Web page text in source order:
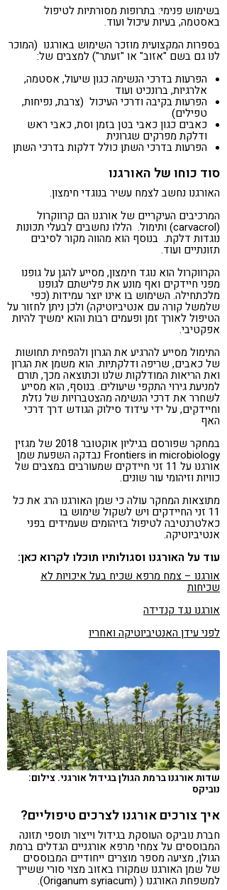
בשימוש פנימי: בתרופות מסורתיות לטיפול
באסטמה, בעיות עיכול ועוד.
בספרות המקצועית מוזכר השימוש באורגנו (המוכר
לנו גם בשם "אזוב" או "זעתר") למצבים של:
הפרעות בדרכי הנשימה כגון שיעול, אסטמה,
אלרגיות, ברונכיט ועוד
הפרעות בקיבה ודרכי העיכול (צרבת, נפיחות,
טפילים)
כאבים כגון כאבי בטן בזמן וסת, כאבי ראש
ודלקת מפרקים שגרונית
הפרעות בדרכי השתן כולל דלקות בדרכי השתן
סוד כוחו של האורגנו
האורגנו נחשב לצמח עשיר בנוגדי חימצון.
המרכיבים העיקריים של אורגנו הם קרווקרול
(carvacrol) ותימול. הללו נחשבים לבעלי תכונות
נוגדות דלקת. בנוסף הוא מהווה מקור לסיבים
תזונתיים ועוד.
הקרווקרול הוא נוגד חימצון, מסייע להגן על גופנו
מפני חיידקים ואף מונע את פלישתם לגופנו
מלכתחילה. השימוש בו אינו יוצר עמידות (כפי
שלמשל קורה עם אנטיביוטיקה) ולכן ניתן לחזור על
הטיפול לאורך זמן ופעמים רבות והוא ימשיך להיות
אפקטיבי.
התימול מסייע להרגיע את הגרון ולהפחית תחושות
של כאבים, שריפה ודלקתיות. הוא משמן את הגרון
ואת הריאות המודלקות שלנו וכתוצאה מכך, תורם
למניעת גירוי התקפי שיעולים. בנוסף, הוא מסייע
לשחרר את דרכי הנשימה מהצטברויות של נזלת
וחיידקים, על ידי עידוד סילוק הגודש דרך דרכי
האף
במחקר שפורסם בגיליון אוקטובר 2018 של מגזין
Frontiers in microbiology נבדקה השפעת שמן
אורגנו על 11 זני חיידקים שמעורבים במצבים של
כוויות וזיהומי עור שונים.
מתוצאות המחקר עולה כי שמן האורגנו הרג את כל
11 זני החיידקים ויש לשקול שימוש בו
כאלטרנטיבה לטיפול בזיהומים שעמידים בפני
אנטיביוטיקה.
עוד על האורגנו וסגולותיו תוכלו לקרוא כאן:
אורגנו – צמח מרפא שכיח בעל איכויות לא
שכיחות
אורגנו נגד קנדידה
לפני עידן האנטיביוטיקה ואחריו
שדות אורגנו ברמת הגולן בגידול אורגני. צילום:
נוביקס
איך צורכים אורגנו לצרכים טיפוליים?
חברת נוביקס העוסקת בגידול וייצור תוספי תזונה
המבוססים על צמחי מרפא אורגניים הגדלים ברמת
הגולן, מציעה מספר מוצרים ייחודיים המבוססים
של שמן האורגנו שמקורו באזוב מצוי סורי ששייך
למשפחת האורגנו ( (Origanum syriacum).